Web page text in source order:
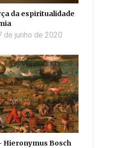
da espiritualidade
de junho de 2020
Hieronymus Bosch